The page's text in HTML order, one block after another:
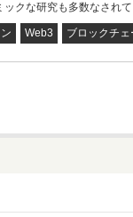
クな研究も多数なされ
Web3 ブロックチェ